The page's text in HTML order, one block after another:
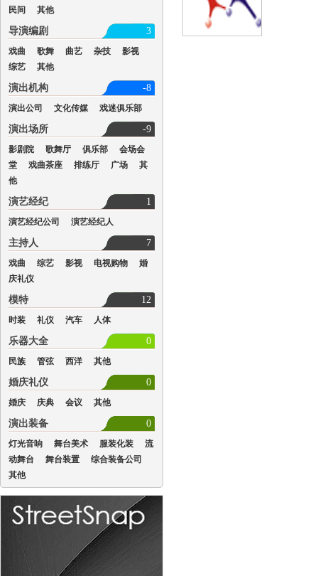
民间
其他
3
导演编剧
戏曲 歌舞 曲艺 杂技
影视
综艺
其他
-8
演出机构
演出公司 文化传媒 戏迷俱乐部
-9
演出场所
影剧院 歌舞厅 俱乐部
会场会
堂
戏曲茶座 排练厅 广场
其
他
1
演艺经纪
演艺经纪公司 演艺经纪人
7
主持人
戏曲 综艺 影视 电视购物
婚
庆礼仪
12
模特
时装 礼仪 汽车 人体
0
乐器大全
民族 管弦 西洋 其他
0
婚庆礼仪
婚庆 庆典 会议 其他
0
演出装备
灯光音响 舞台美术 服装化装
流
动舞台
舞台装置
综合装备公司
其他